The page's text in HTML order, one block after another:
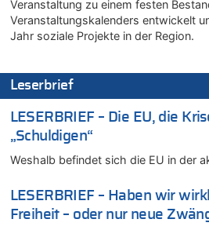
Mehrere Menschen in Londons
05.08.2026 - 23:29 von Zuhörer zu
Wasserstand des Rheins in NRW
05.08.2026 - 22:35 von Chips zu
Wasserstand des Rheins in NRW so
05.08.2026 - 22:31 von Chips zu
Mehrere Menschen in Londons City
Mehrere Menschen in Londons City
Mehrere Menschen in Londons City
05.08.2026 - 21:15 von Joseph
Veranstaltung zu einem festen
Veranstaltungskalenders entwickelt
Jahr soziale Projekte in der Region.
Leserbrief
LESERBRIEF – Die EU, die
„Schuldigen“
Weshalb befindet sich die EU in der
LESERBRIEF – Haben wir
Freiheit – oder nur neue